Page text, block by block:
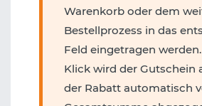
Warenkorb oder dem
Bestellprozess in das
Feld eingetragen
Klick wird der Gutschein
der Rabatt automatisch